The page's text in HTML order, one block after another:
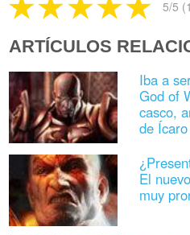
5/5 (1
ARTÍCULOS
Iba a
God of
casco,
de Ícaro
El
muy